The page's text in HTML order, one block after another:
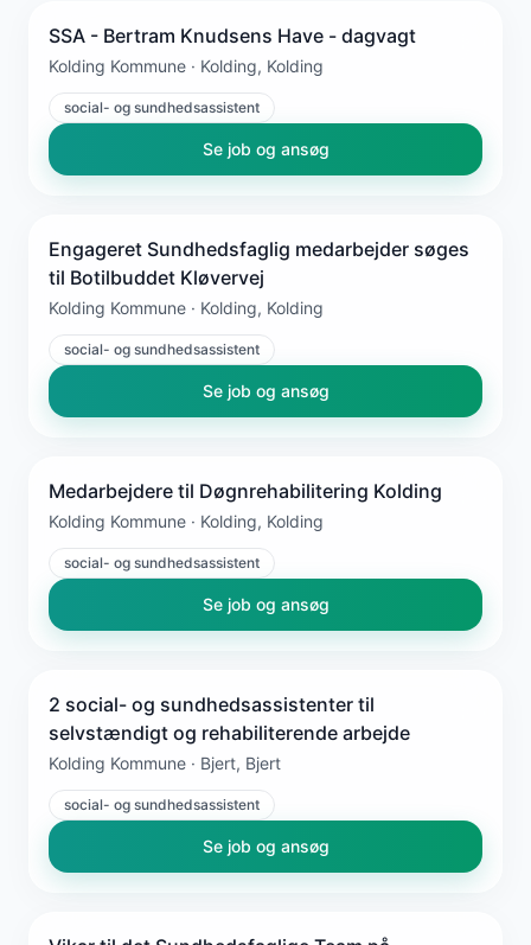
SSA - Bertram Knudsens Have - dagvagt
Kolding Kommune · Kolding, Kolding
social- og sundhedsassistent
Se job og ansøg
Engageret Sundhedsfaglig medarbejder søges
til Botilbuddet Kløvervej
Kolding Kommune · Kolding, Kolding
social- og sundhedsassistent
Se job og ansøg
Medarbejdere til Døgnrehabilitering Kolding
Kolding Kommune · Kolding, Kolding
social- og sundhedsassistent
Se job og ansøg
2 social- og sundhedsassistenter til
selvstændigt og rehabiliterende arbejde
Kolding Kommune · Bjert, Bjert
social- og sundhedsassistent
Se job og ansøg